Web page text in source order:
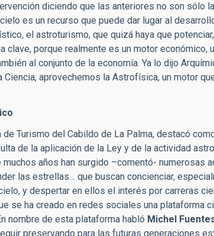
diciendo que las anteriores no son sólo
es un recurso que puede dar lugar al
el astroturismo, que quizá haya que
clave, porque realmente es un motor económico,
al conjunto de la economía. Ya lo dijo
Ciencia, aprovechemos la Astrofísica, un motor
de Turismo del Cabildo de La Palma, destacó
de la aplicación de la Ley y de la actividad
muchos años han surgido –comentó- numerosas
las estrellas… que buscan concienciar,
y despertar en ellos el interés por carreras
se ha creado en redes sociales una plataforma
nombre de esta plataforma habló Michel
preservando para las futuras generaciones